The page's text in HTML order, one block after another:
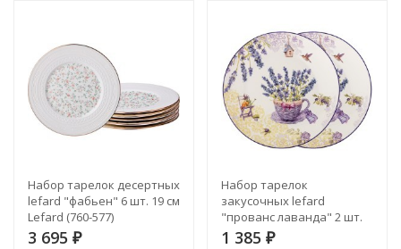
Набор тарелок десертных
lefard "фабьен" 6 шт. 19 см
Lefard (760-577)
3 695 ₽
Набор тарелок
закусочных lefard
"прованс лаванда" 2 шт.
20,5 см Lefard (104-587)
1 385 ₽